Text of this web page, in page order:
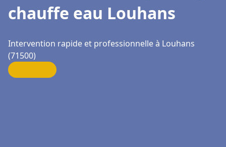
chauffe eau Louhans
Intervention rapide et professionnelle à Louhans
(71500)